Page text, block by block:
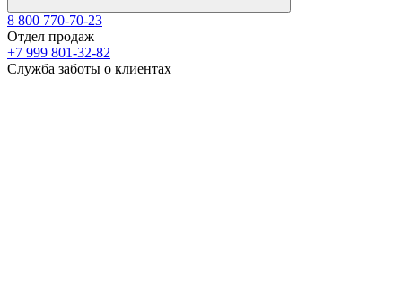
8 800 770-70-23
Отдел продаж
+7 999 801-32-82
Служба заботы о клиентах